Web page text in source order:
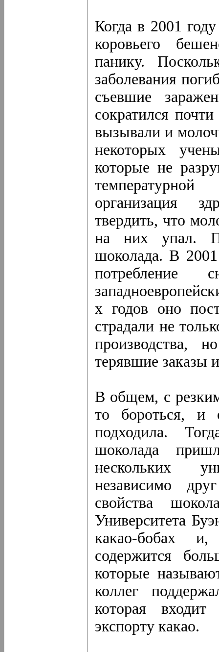
Когда в 2001
коровьего
панику.
заболевания
съевшие
сократился
вызывали и
некоторых
которые не
организация
твердить, что
на них упал.
шоколада. В 2001
потребление
х годов оно
страдали не
производства,
терявшие заказы
В общем, с
то бороться, и
подходила.
шоколада
нескольких
независимо
свойства
Университета
какао-бобах
содержится
которые
коллег
которая
экспорту какао.